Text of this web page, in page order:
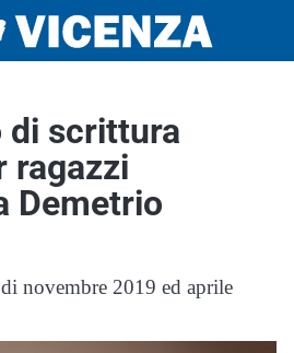
di scrittura
ragazzi
Demetrio
novembre 2019 ed aprile